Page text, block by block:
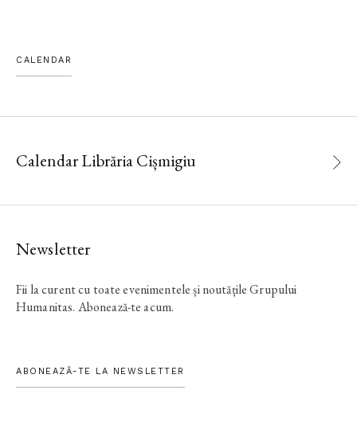
CALENDAR
Calendar Librăria Cișmigiu
Newsletter
Fii la curent cu toate evenimentele și noutățile Grupului
Humanitas. Abonează-te acum.
ABONEAZĂ-TE LA NEWSLETTER